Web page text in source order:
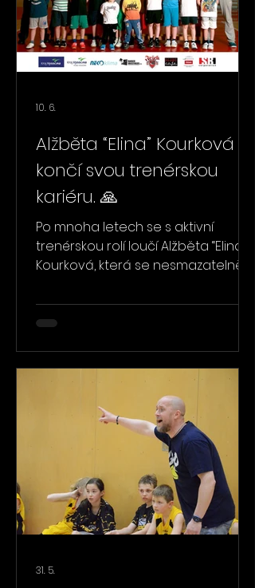
skutečnost, že většina hráčů
přípravky je již připravena
posunout se do vyšš
Alžběta “Elina” Kourková
končí svou trenérskou
kariéru. 🙏
Po mnoha letech se s aktivní
trenérskou rolí loučí Alžběta “Elina”
Kourková, která se nesmazatelně
basketbalu. Dlouhodobě se
věnovala především basketbalové
kroky mnoha mladých hráček a
hráčů. V Jihlavě sama strávila řadu
let také jako hráčka pod vedením
Vlasty Nováka. Společně tehdy
dosáhli výrazného úspěchu, kdy jim
jen těsně unikl postup do 2. li
10. 6.
31. 5.